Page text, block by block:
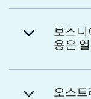
보스니
용은
오스